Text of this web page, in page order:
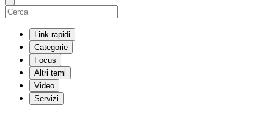
Link rapidi
Categorie
Focus
Altri temi
Video
Servizi